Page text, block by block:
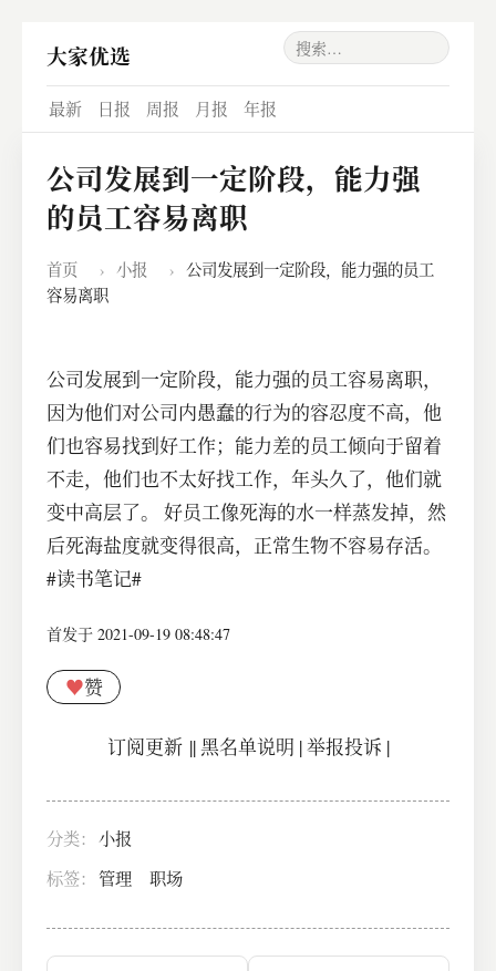
大家优选
最新 日报 周报 月报 年报
公司发展到一定阶段，能力强
的员工容易离职
首页 › 小报 ›
公司发展到一定阶段，能力强的员工
容易离职
公司发展到一定阶段，能力强的员工容易离职，
因为他们对公司内愚蠢的行为的容忍度不高，他
们也容易找到好工作；能力差的员工倾向于留着
不走，他们也不太好找工作，年头久了，他们就
变中高层了。 好员工像死海的水一样蒸发掉，然
后死海盐度就变得很高，正常生物不容易存活。
#读书笔记#
首发于 2021-09-19 08:48:47
♥赞
订阅更新||黑名单说明 |举报投诉 |
分类： 小报
标签： 管理 职场